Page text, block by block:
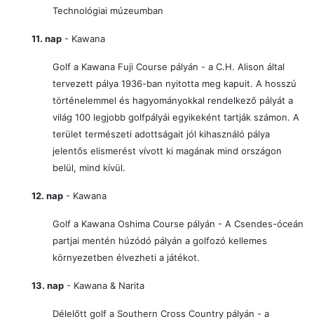
Technológiai múzeumban
11. nap - Kawana
Golf a Kawana Fuji Course pályán - a C.H. Alison által
tervezett pálya 1936-ban nyitotta meg kapuit. A hosszú
történelemmel és hagyományokkal rendelkező pályát a
világ 100 legjobb golfpályái egyikeként tartják számon. A
terület természeti adottságait jól kihasználó pálya
jelentős elismerést vívott ki magának mind országon
belül, mind kívül.
12. nap - Kawana
Golf a Kawana Oshima Course pályán - A Csendes-óceán
partjai mentén húzódó pályán a golfozó kellemes
környezetben élvezheti a játékot.
13. nap - Kawana & Narita
Délelőtt golf a Southern Cross Country pályán - a